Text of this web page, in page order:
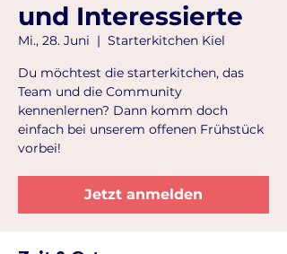
und Interessierte
Mi., 28. Juni
  |
Starterkitchen Kiel
Du möchtest die starterkitchen, das
Team und die Community
kennenlernen? Dann komm doch
einfach bei unserem offenen Frühstück
vorbei!
Jetzt anmelden